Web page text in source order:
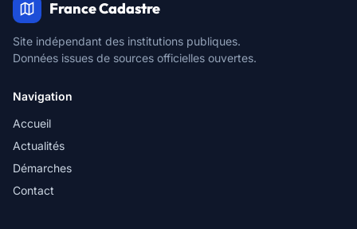
France Cadastre
Site indépendant des institutions publiques.
Données issues de sources officielles ouvertes.
Navigation
Accueil
Actualités
Démarches
Contact